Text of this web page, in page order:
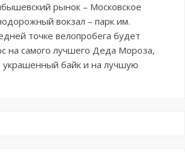
рынок – Московское
вокзал – парк им.
точке велопробега будет
на самого лучшего Деда Мороза,
байк и на лучшую